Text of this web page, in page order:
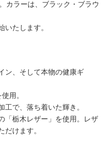
カラーは、ブラック・ブラウ
いたします。
ン、そして本物の健康ギ
用。
工で、落ち着いた輝き。
「栃木レザー」を使用。レザ
だけます。